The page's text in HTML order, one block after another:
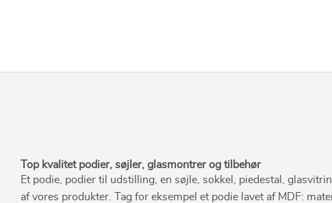
Top kvalitet podier, søjler, glasmontrer og tilbehør
Et podie, podier til udstilling, en søjle, sokkel, piedestal,
af vores produkter. Tag for eksempel et podie lavet af MDF: